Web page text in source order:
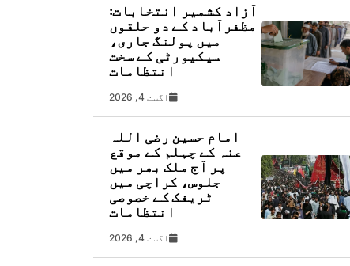
آزاد کشمیر انتخابات:
مظفرآباد کے دو حلقوں
میں پولنگ جاری،
سیکیورٹی کے سخت
انتظامات
اگست 4, 2026
امام حسین رضی اللہ
عنہ کے چہلم کے موقع
پر آج ملک بھر میں
جلوس، کراچی میں
ٹریفک کے خصوصی
انتظامات
اگست 4, 2026